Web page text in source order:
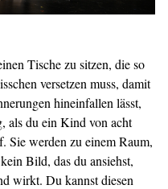
Tische zu sitzen, die so
versetzen muss, damit
hineinfallen lässt,
als du ein Kind von acht
Sie werden zu einem Raum,
Bild, das du ansiehst,
wirkt. Du kannst diesen